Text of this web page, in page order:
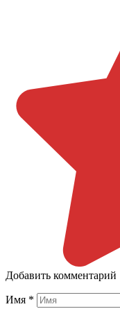
Добавить комментарий
Имя *